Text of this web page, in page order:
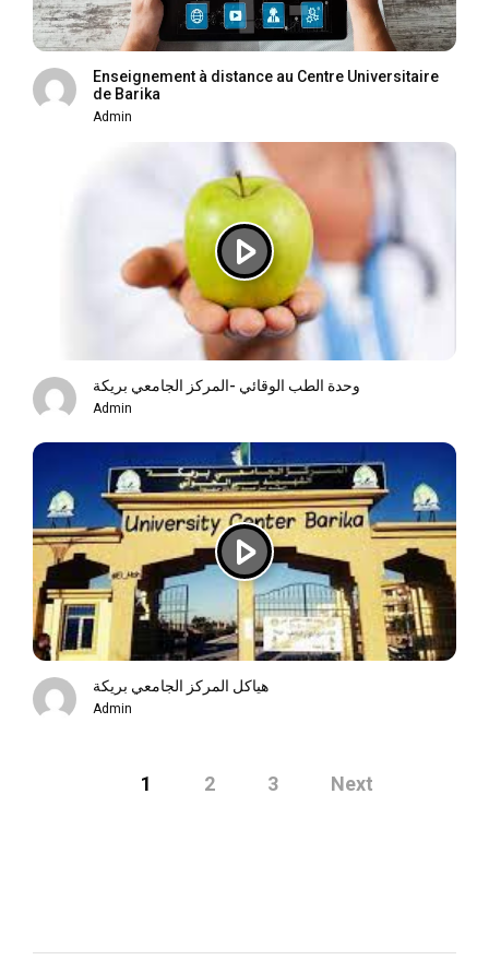
Enseignement à distance au Centre Universitaire
de Barika
Admin
وحدة الطب الوقائي -المركز الجامعي بريكة
Admin
هياكل المركز الجامعي بريكة
Admin
1 2 3 Next